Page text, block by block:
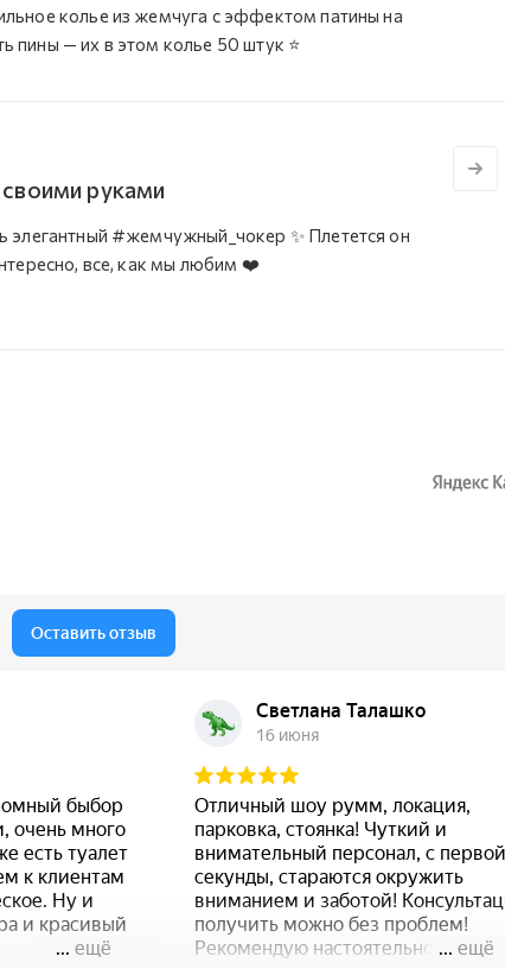
колье из жемчуга с эффектом патины на
пины — их в этом колье 50 штук ⭐️
руками
элегантный #жемчужный_чокер ✨ Плетется он
все, как мы любим ❤️